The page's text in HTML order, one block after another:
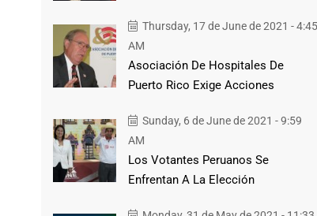
Thursday, 17 de June de 2021 - 4:45
AM
Asociación De Hospitales De
Puerto Rico Exige Acciones
Sunday, 6 de June de 2021 - 9:59
AM
Los Votantes Peruanos Se
Enfrentan A La Elección